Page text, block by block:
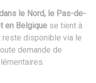
le Nord, le Pas-de-
en Belgique se tient à
reste disponible via le
demande de